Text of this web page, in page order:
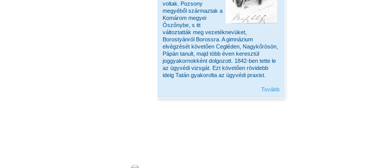
voltak. Pozsony
megyéből származtak a
Komárom megyei
Ószőnybe, s itt
változtatták meg vezetéknevüket,
Borostyánról Borossra. A gimnázium
elvégzését követően Cegléden, Nagykőrösön,
Pápán tanult, majd több éven keresztül
joggyakornokként dolgozott. 1842-ben tette le
az ügyvédi vizsgát. Ezt követően rövidebb
ideig Tatán gyakorolta az ügyvédi praxist.
Tovább